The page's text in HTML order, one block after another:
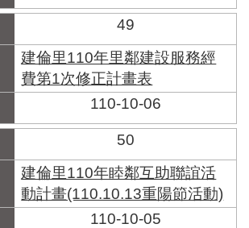
49
建倫里110年里鄰建設服務經
費第1次修正計畫表
110-10-06
50
建倫里110年睦鄰互助聯誼活
動計畫(110.10.13重陽節活動)
110-10-05